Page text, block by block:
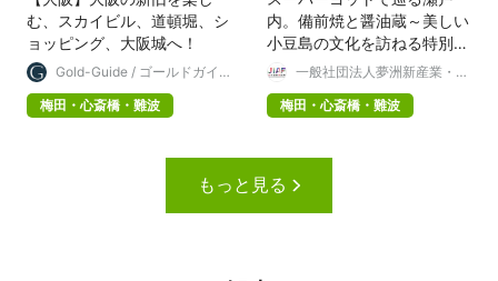
む、スカイビル、道頓堀、シ
ョッピング、大阪城へ！
Gold-Guide / ゴールドガイ
梅田・心斎橋・難波
内。備前焼と醤油蔵～美しい
小豆島の文化を訪ねる特別な
旅へ 一般社団法人夢洲新産業・都
梅田・心斎橋・難波
もっと見る